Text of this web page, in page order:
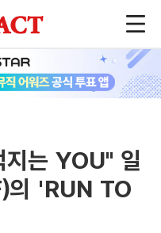
지는 YOU" 일
의 'RUN TO